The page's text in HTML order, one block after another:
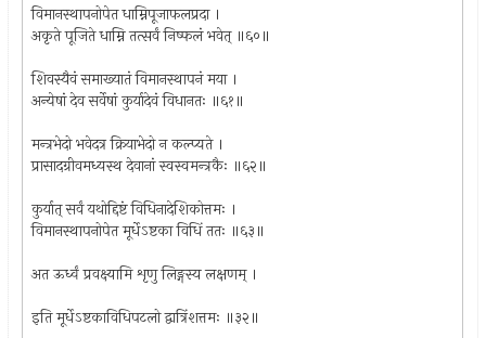
विमानस्थापनोपेत धाम्निपूजाफलप्रदा ।
अकृते पूजिते धाम्नि तत्सर्वं निष्फलं भवेत् ॥६०॥
शिवस्यैवं समाख्यातं विमानस्थापनं मया ।
अन्येषां देव सर्वेषां कुर्यादेवं विधानतः ॥६१॥
मन्त्रभेदो भवेदत्र क्रियाभेदो न कल्प्यते ।
प्रासादग्रीवमध्यस्थ देवानां स्वस्वमन्त्रकैः ॥६२॥
कुर्यात् सर्वं यथोद्दिष्टं विधिनादेशिकोत्तमः ।
विमानस्थापनोपेत मूर्धेऽष्टका विधिं ततः ॥६३॥
अत ऊर्ध्वं प्रवक्ष्यामि शृणु लिङ्गस्य लक्षणम् ।
इति मूर्धेऽष्टकाविधिपटलो द्वात्रिंशत्तमः ॥३२॥